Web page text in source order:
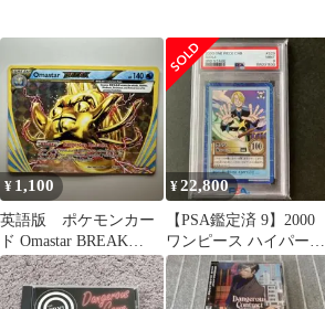
¥ 1,100
英語版 ポケモンカー
ド Omastar BREAK
19/124
¥22,800
【PSA鑑定済 9】2000
ワンピース ハイパーバ
トル 3RDステージ サ
ンジ